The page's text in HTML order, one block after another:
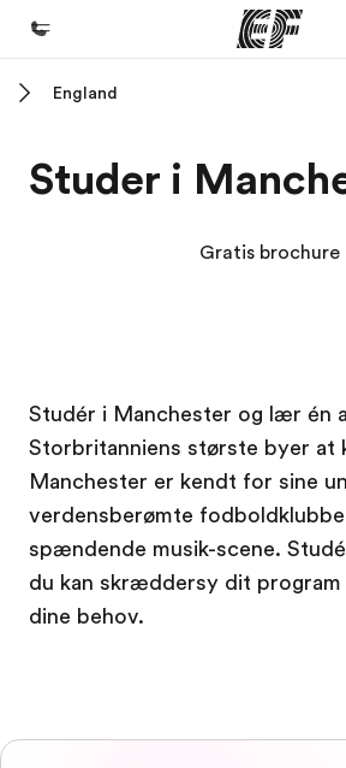
Programmer
Hvem er vi?
Karriere
Bliv en del af holdet
England
Studer i
Gratis brochure
Studér i Manchester og lær én
Storbritanniens største byer at
Manchester er kendt for sine
verdensberømte
spændende musik-scene.
du kan skræddersy dit program
dine behov.